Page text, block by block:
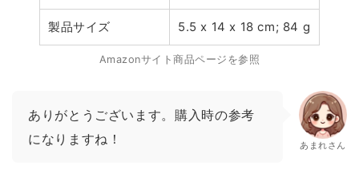
製品サイズ 5.5 x 14 x 18 cm; 84 g
Amazonサイト商品ページを参照
ありがとうございます。購入時の参考
になりますね！
あまれさん